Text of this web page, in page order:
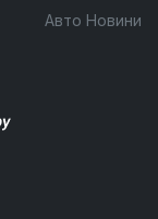
Авто Новини